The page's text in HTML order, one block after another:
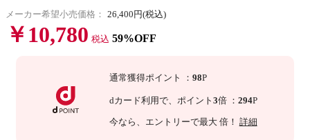
メーカー希望小売価格： 26,400円(税込)
￥10,780 税込 59%OFF
通常獲得ポイント ： 98P
dカード利用で、 ポイント 3倍 ： 294P
今なら 、エントリーで最大 倍！ 詳細